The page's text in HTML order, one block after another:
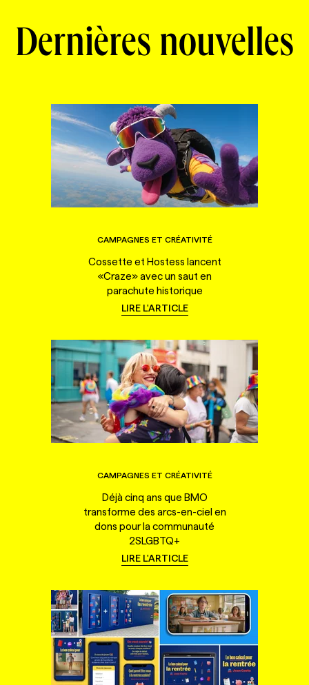
Dernières nouvelles
CAMPAGNES ET CRÉATIVITÉ
Cossette et Hostess lancent
«Craze» avec un saut en
parachute historique
LIRE L'ARTICLE
CAMPAGNES ET CRÉATIVITÉ
Déjà cinq ans que BMO
transforme des arcs-en-ciel en
dons pour la communauté
2SLGBTQ+
LIRE L'ARTICLE